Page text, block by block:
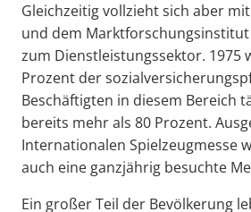
Gleichzeitig vollzieht sich aber
und dem
zum Dienstleistungssektor. 1975
Prozent der
Beschäftigten in diesem Bereich
bereits mehr als 80 Prozent.
Internationalen Spielzeugmesse
auch eine ganzjährig besuchte
Ein großer Teil der Bevölkerung